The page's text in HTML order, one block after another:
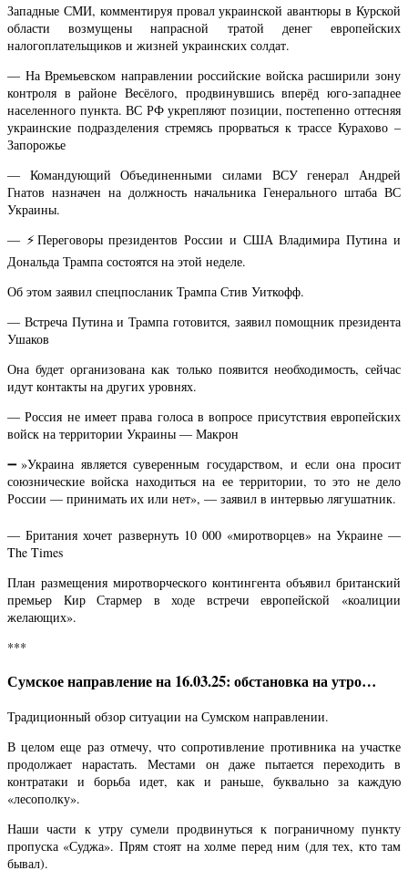
Западные СМИ, комментируя провал украинской авантюры в Курской
области возмущены напрасной тратой денег европейских
налогоплательщиков и жизней украинских солдат.
— На Времьевском направлении российские войска расширили зону
контроля в районе Весёлого, продвинувшись вперёд юго-западнее
населенного пункта. ВС РФ укрепляют позиции, постепенно оттесняя
украинские подразделения стремясь прорваться к трассе Курахово –
Запорожье
— Командующий Объединенными силами ВСУ генерал Андрей
Гнатов назначен на должность начальника Генерального штаба ВС
Украины.
— ⚡️Переговоры президентов России и США Владимира Путина и
Дональда Трампа состоятся на этой неделе.
Об этом заявил спецпосланик Трампа Стив Уиткофф.
— Встреча Путина и Трампа готовится, заявил помощник президента
Ушаков
Она будет организована как только появится необходимость, сейчас
идут контакты на других уровнях.
— Россия не имеет права голоса в вопросе присутствия европейских
войск на территории Украины — Макрон
➖»Украина является суверенным государством, и если она просит
союзнические войска находиться на ее территории, то это не дело
России — принимать их или нет», — заявил в интервью лягушатник.
— Британия хочет развернуть 10 000 «миротворцев» на Украине —
The Times
План размещения миротворческого контингента объявил британский
премьер Кир Стармер в ходе встречи европейской «коалиции
желающих».
***
Сумское направление на 16.03.25: обстановка на утро…
Традиционный обзор ситуации на Сумском направлении.
В целом еще раз отмечу, что сопротивление противника на участке
продолжает нарастать. Местами он даже пытается переходить в
контратаки и борьба идет, как и раньше, буквально за каждую
«лесополку».
Наши части к утру сумели продвинуться к пограничному пункту
пропуска «Суджа». Прям стоят на холме перед ним (для тех, кто там
бывал).